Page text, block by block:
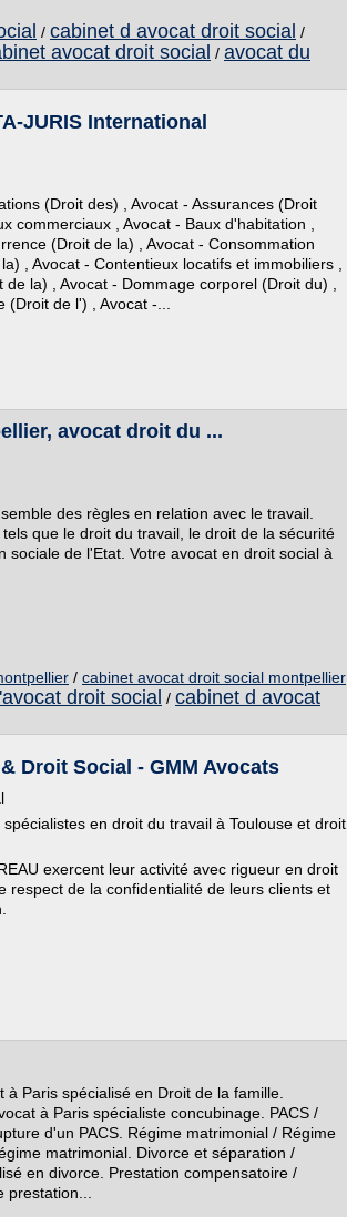
/ cabinet d avocat droit social /
avocat droit social / avocat du
JURIS International
(Droit des) , Avocat - Assurances (Droit
commerciaux , Avocat - Baux d'habitation ,
(Droit de la) , Avocat - Consommation
, Avocat - Contentieux locatifs et immobiliers ,
la) , Avocat - Dommage corporel (Droit du) ,
de l') , Avocat -...
avocat droit du ...
des règles en relation avec le travail.
que le droit du travail, le droit de la sécurité
de l'Etat. Votre avocat en droit social à
/ cabinet avocat droit social montpellier
droit social / cabinet d avocat
Droit Social - GMM Avocats
en droit du travail à Toulouse et droit
exercent leur activité avec rigueur en droit
respect de la confidentialité de leurs clients et
Paris spécialisé en Droit de la famille.
à Paris spécialiste concubinage. PACS /
d'un PACS. Régime matrimonial / Régime
matrimonial. Divorce et séparation /
en divorce. Prestation compensatoire /